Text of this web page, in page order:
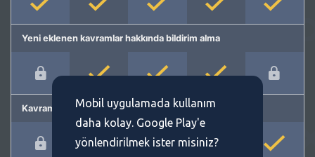
Yeni eklenen kavramlar hakkında bildirim alma
Kavram önermeMobil uygulamada kullanım
daha kolay. Google Play'e
yönlendirilmek ister misiniz?